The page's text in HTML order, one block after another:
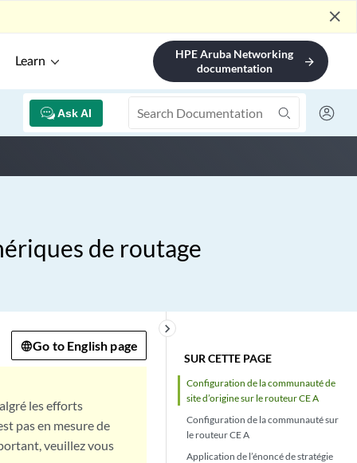
close
Learn
HPE Aruba Networking
documentation
arrow_forward
Ask AI
de routage
SUR CETTE PAGE
Configuration de la communauté de
site d’origine sur le routeur CE A
Configuration de la communauté sur
le routeur CE A
Application de l’énoncé de stratégie
keyboard_arrow_right
Go to English page
les efforts
pas en mesure de
veuillez vous